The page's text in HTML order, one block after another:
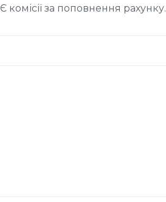
Є комісії за поповнення рахунку.